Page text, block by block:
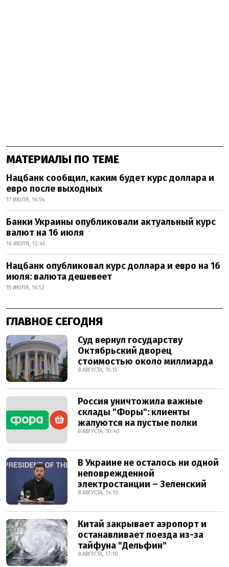
МАТЕРИАЛЫ ПО ТЕМЕ
Нацбанк сообщил, каким будет курс доллара и
евро после выходных
17 ИЮЛЯ, 16:54
Банки Украины опубликовали актуальный курс
валют на 16 июля
16 ИЮЛЯ, 12:45
Нацбанк опубликовал курс доллара и евро на 16
июля: валюта дешевеет
15 ИЮЛЯ, 16:52
ГЛАВНОЕ СЕГОДНЯ
Суд вернул государству
Октябрьский дворец
стоимостью около миллиарда
8 АВГУСТА, 15:15
Россия уничтожила важные
склады "Форы": клиенты
жалуются на пустые полки
8 АВГУСТА, 10:40
В Украине не осталось ни одной
неповрежденной
электростанции – Зеленский
8 АВГУСТА, 14:10
Китай закрывает аэропорт и
останавливает поезда из-за
тайфуна "Дельфин"
8 АВГУСТА, 17:10